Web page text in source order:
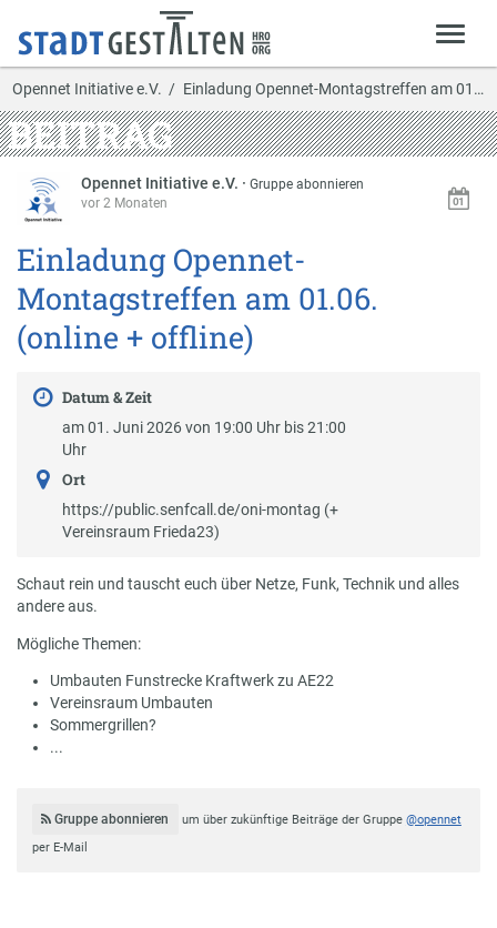
Opennet Initiative e.V. Einladung Opennet-Montagstreffen am 01.06. (onlin…
BEITRAG
Opennet Initiative e.V. ·Gruppe abonnieren
vor 2 Monaten
Einladung Opennet-
Montagstreffen am 01.06.
(online + offline)
Datum & Zeit
am 01. Juni 2026 von 19:00 Uhr bis 21:00
Uhr
Ort
https://public.senfcall.de/oni-montag (+
Vereinsraum Frieda23)
Schaut rein und tauscht euch über Netze, Funk, Technik und alles
andere aus.
Mögliche Themen:
Umbauten Funstrecke Kraftwerk zu AE22
Vereinsraum Umbauten
Sommergrillen?
...
Gruppe abonnieren um über zukünftige Beiträge der Gruppe @opennet
per E-Mail